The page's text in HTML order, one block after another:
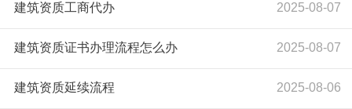
建筑资质工商代办 2025-08-07
建筑资质证书办理流程怎么办 2025-08-07
建筑资质延续流程 2025-08-06